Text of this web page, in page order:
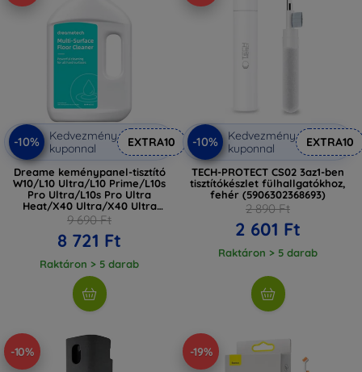
-10%
Kedvezmény
kuponnal
EXTRA10
Dreame keménypanel-tisztító
W10/L10 Ultra/L10 Prime/L10s
Pro Ultra/L10s Pro Ultra
Heat/X40 Ultra/X40 Ultra
Complete/L10s Ultra Gen2 (1L)
9 690 Ft
8 721 Ft
Raktáron > 5 darab
-10%
Kedvezmény
kuponnal
EXTRA10
TECH-PROTECT CS02 3az1-ben
tisztítókészlet fülhallgatókhoz,
fehér (5906302368693)
2 890 Ft
2 601 Ft
Raktáron > 5 darab
-10% -19%